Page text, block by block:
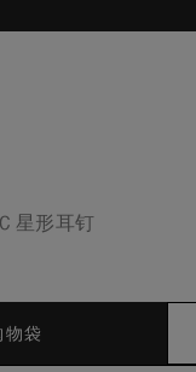
星形耳钉
物袋